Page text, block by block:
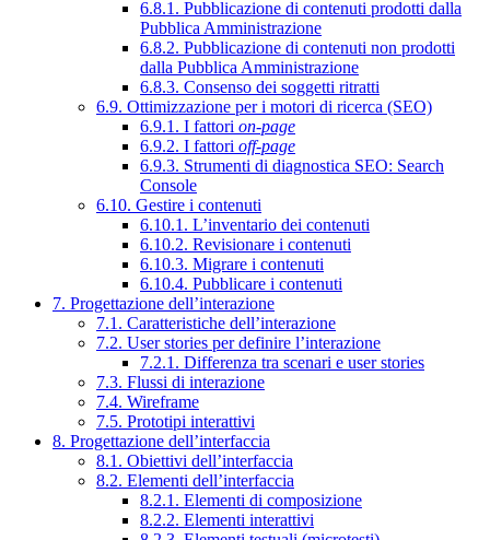
6.8.1. Pubblicazione di contenuti prodotti dalla
Pubblica Amministrazione
6.8.2. Pubblicazione di contenuti non prodotti
dalla Pubblica Amministrazione
6.8.3. Consenso dei soggetti ritratti
6.9. Ottimizzazione per i motori di ricerca (SEO)
6.9.1. I fattori on-page
6.9.2. I fattori off-page
6.9.3. Strumenti di diagnostica SEO: Search
Console
6.10. Gestire i contenuti
6.10.1. L’inventario dei contenuti
6.10.2. Revisionare i contenuti
6.10.3. Migrare i contenuti
6.10.4. Pubblicare i contenuti
7. Progettazione dell’interazione
7.1. Caratteristiche dell’interazione
7.2. User stories per definire l’interazione
7.2.1. Differenza tra scenari e user stories
7.3. Flussi di interazione
7.4. Wireframe
7.5. Prototipi interattivi
8. Progettazione dell’interfaccia
8.1. Obiettivi dell’interfaccia
8.2. Elementi dell’interfaccia
8.2.1. Elementi di composizione
8.2.2. Elementi interattivi